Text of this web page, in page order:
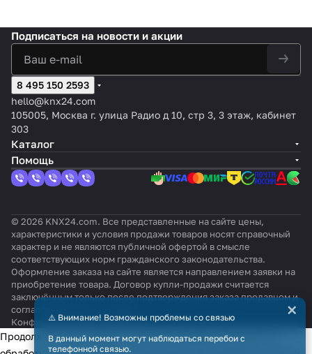
Подписаться на новости и акции
8 495 150 2593
hello@knx24.com
105005, Москва г. улица Радио д 10, стр 3, 3 этаж, кабинет
303
Каталог
Помощь
© 2026 KNX24.com. Все представленные на сайте цены,
характеристики и условия продажи товаров носят справочный
характер и не являются публичной офертой в смысле
соответствующих норм гражданского законодательства.
Оформление заказа на сайте является направлением заявки на
приобретение товара. Договор купли-продажи считается
заключённым только после подтверждения заказа продавцом и
согласования всех условий.
КонфиденциальностьОферта
⚠️ Внимание! Возможны проблемы со связью
В данный момент могут наблюдаться перебои с
телефонной связью.
×
Продолжая использовать наш сайт, вы даёте согласие на